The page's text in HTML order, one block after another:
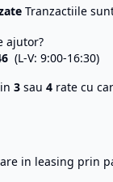
Tranzactiile
ajutor?
(L-V: 9:00-16:30)
3 sau 4 rate cu
in leasing prin